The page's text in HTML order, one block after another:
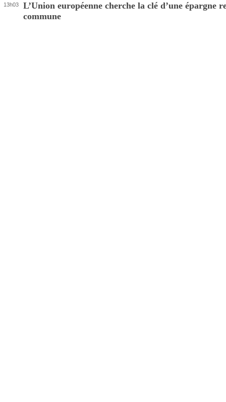
13h03
L’Union européenne cherche la clé d’une épargne
commune